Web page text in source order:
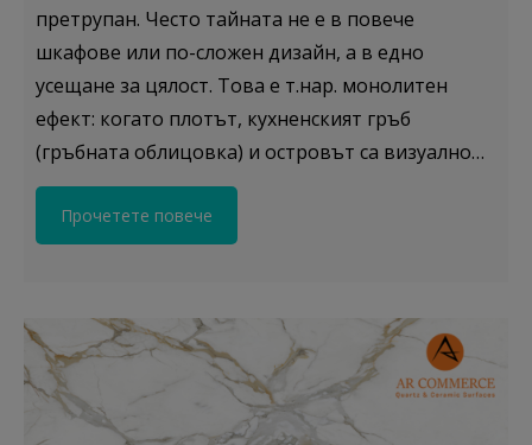
претрупан. Често тайната не е в повече
шкафове или по-сложен дизайн, а в едно
усещане за цялост. Това е т.нар. монолитен
ефект: когато плотът, кухненският гръб
(гръбната облицовка) и островът са визуално…
Прочетете повече